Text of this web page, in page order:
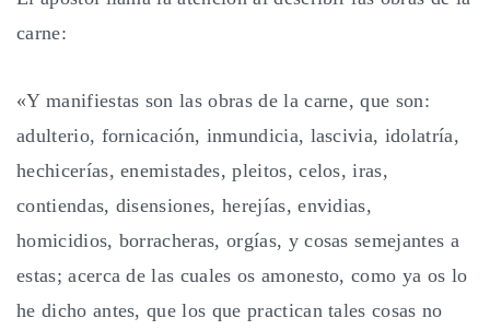
carne:
«Y manifiestas son las obras de la carne, que son:
adulterio, fornicación, inmundicia, lascivia, idolatría,
hechicerías, enemistades, pleitos, celos, iras,
contiendas, disensiones, herejías, envidias,
homicidios, borracheras, orgías, y cosas semejantes a
estas; acerca de las cuales os amonesto, como ya os lo
he dicho antes, que los que practican tales cosas no